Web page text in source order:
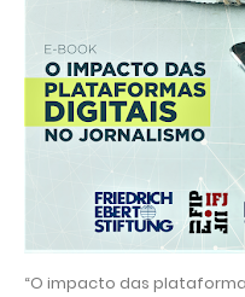
“O impacto das